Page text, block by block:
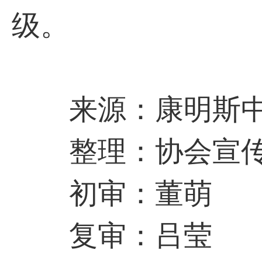
级。
来源：康明斯
整理：协会宣
初审：董萌
复审：吕莹